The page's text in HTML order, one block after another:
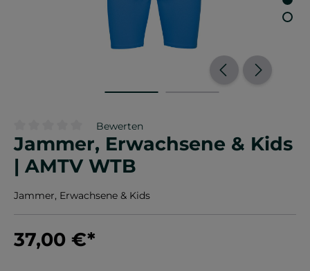
Durchschnittliche Bewertung von 0 von 5 Sternen
Bewerten
Jammer, Erwachsene & Kids
| AMTV WTB
Jammer, Erwachsene & Kids
37,00 €*